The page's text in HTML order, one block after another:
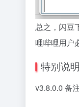
总之，闪豆
哩哔哩用户
特别说明
v3.8.0.0 备